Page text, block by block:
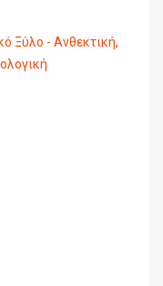
Ξύλο - Ανθεκτική,